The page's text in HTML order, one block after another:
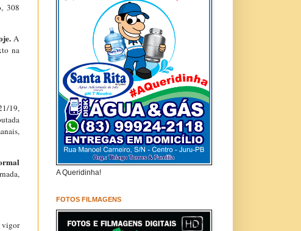
308
A
na
19,
vigor
A Queridinha!
FOTOS FILMAGENS